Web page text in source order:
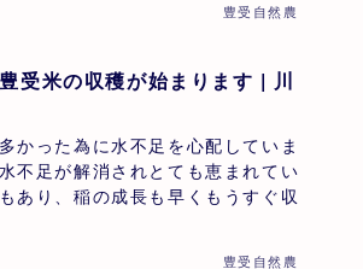
豊受自然農
米の収穫が始まります | 川
かった為に水不足を心配していま
不足が解消されとても恵まれてい
あり、稲の成長も早くもうすぐ収
豊受自然農